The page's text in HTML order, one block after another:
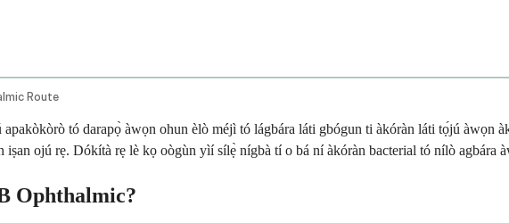
Route
tó darapọ̀ àwọn ohun èlò méjì tó lágbára láti gbógun ti àkóràn láti tọ́jú àwọn
ojú rẹ. Dókítà rẹ lè kọ oògùn yìí sílẹ̀ nígbà tí o bá ní àkóràn bacterial tó nílò agbára
Ophthalmic?